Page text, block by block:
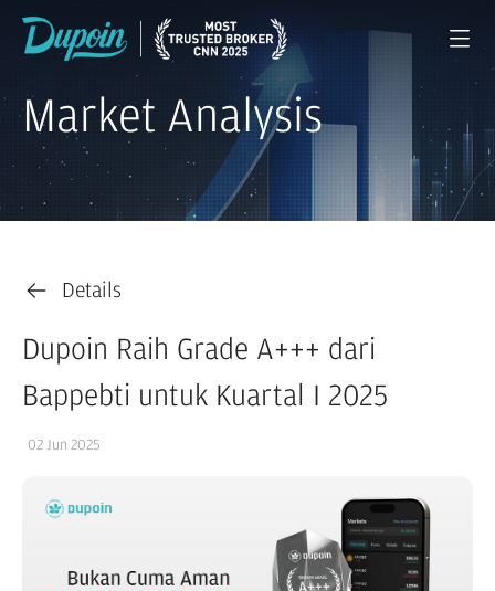
Market Analysis
Details
Dupoin Raih Grade A+++ dari
Bappebti untuk Kuartal I 2025
02 Jun 2025